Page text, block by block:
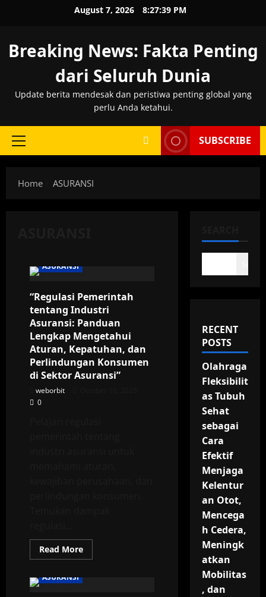
August 7, 2026 8:27:39 PM
Breaking News: Fakta Penting
dari Seluruh Dunia
Update berita mendesak dan peristiwa penting global yang
perlu Anda ketahui.
Primary
SUBSCRIBE
Home ASURANSI
ASURANSI
“Regulasi Pemerintah
tentang Industri
Asuransi: Panduan
Lengkap Mengetahui
Aturan, Kepatuhan, dan
Perlindungan Konsumen
di Sektor Asuransi”
weborbit
0
Read MoreRead
more
ASURANSI
RECENT
POSTS
Olahraga
Fleksibilit
as Tubuh
Sehat
sebagai
Cara
Efektif
Menjaga
Kelentur
an Otot,
Mencega
h Cedera,
Meningk
atkan
Mobilitas
, dan